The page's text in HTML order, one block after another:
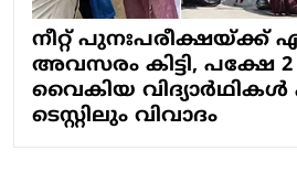
നീറ്റ് പുനഃപരീക്ഷയ്ക്ക്
അവസരം കിട്ടി, പക്ഷേ 2
വൈകിയ വിദ്യാര്‍ഥികള്‍
ടെസ്റ്റിലും വിവാദം